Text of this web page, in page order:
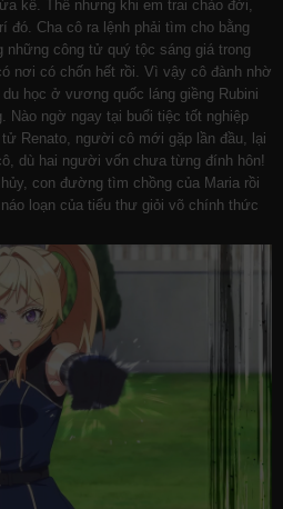
kế. Thế nhưng khi em trai chào đời,
đó. Cha cô ra lệnh phải tìm cho bằng
công tử quý tộc sáng giá trong
nơi có chốn hết rồi. Vì vậy cô đành nhờ
học ở vương quốc láng giềng Rubini
Nào ngờ ngay tại buổi tiệc tốt nghiệp
Renato, người cô mới gặp lần đầu, lại
dù hai người vốn chưa từng đính hôn!
con đường tìm chồng của Maria rồi
loạn của tiểu thư giỏi võ chính thức